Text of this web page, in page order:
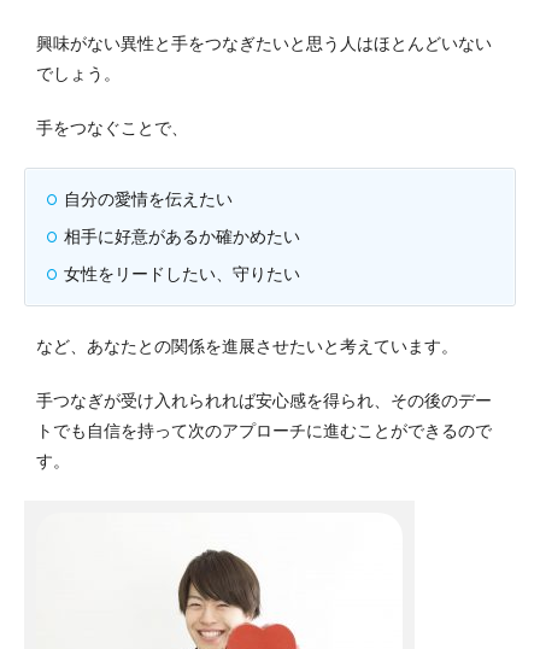
興味がない異性と手をつなぎたいと思う人はほとんどいない
でしょう。
手をつなぐことで、
自分の愛情を伝えたい
相手に好意があるか確かめたい
女性をリードしたい、守りたい
など、あなたとの関係を進展させたいと考えています。
手つなぎが受け入れられれば安心感を得られ、その後のデー
トでも自信を持って次のアプローチに進むことができるので
す。